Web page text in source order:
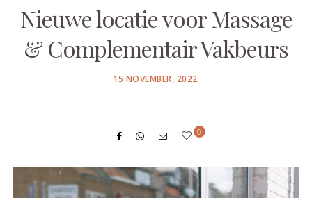
Nieuwe locatie voor Massage
& Complementair Vakbeurs
POSTED
15 NOVEMBER, 2022
0